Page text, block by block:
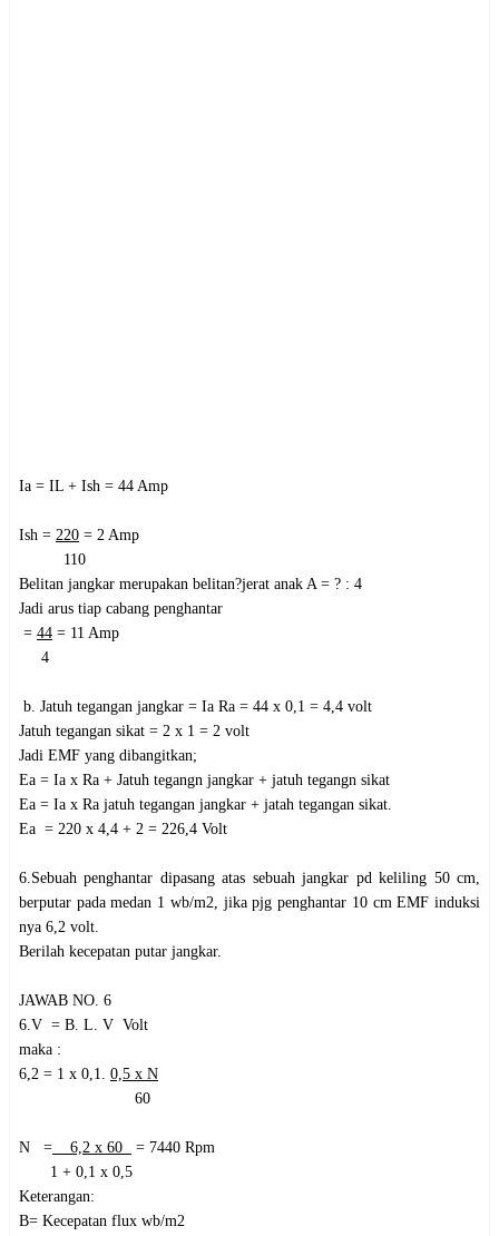
Ia = IL + Ish = 44 Amp
Ish = 220 = 2 Amp
110
Belitan jangkar merupakan belitan?jerat anak A = ? : 4
Jadi arus tiap cabang penghantar
= 44 = 11 Amp
4
b. Jatuh tegangan jangkar = Ia Ra = 44 x 0,1 = 4,4 volt
Jatuh tegangan sikat = 2 x 1 = 2 volt
Jadi EMF yang dibangitkan;
Ea = Ia x Ra + Jatuh tegangn jangkar + jatuh tegangn sikat
Ea = Ia x Ra jatuh tegangan jangkar + jatah tegangan sikat.
Ea = 220 x 4,4 + 2 = 226,4 Volt
6.Sebuah penghantar dipasang atas sebuah jangkar pd keliling 50 cm,
berputar pada medan 1 wb/m2, jika pjg penghantar 10 cm EMF induksi
nya 6,2 volt.
Berilah kecepatan putar jangkar.
JAWAB NO. 6
6.V = B. L. V Volt
maka :
6,2 = 1 x 0,1­­­­­­­­. 0,5 x N
60
N = 6,2 x 60
= 7440 Rpm
1 + 0,1 x 0,5
Keterangan:
B= Kecepatan flux wb/m2